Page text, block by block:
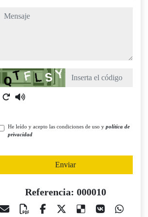
mensaje
Captcha
He leído y acepto las condiciones de uso y política de
privacidad
Enviar
Referencia: 000010